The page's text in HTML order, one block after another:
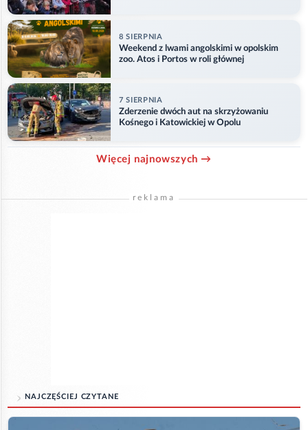
8 SIERPNIA
Weekend z lwami angolskimi w opolskim
zoo. Atos i Portos w roli głównej
7 SIERPNIA
Zderzenie dwóch aut na skrzyżowaniu
Kośnego i Katowickiej w Opolu
Więcej najnowszych →
reklama
NAJCZĘŚCIEJ CZYTANE